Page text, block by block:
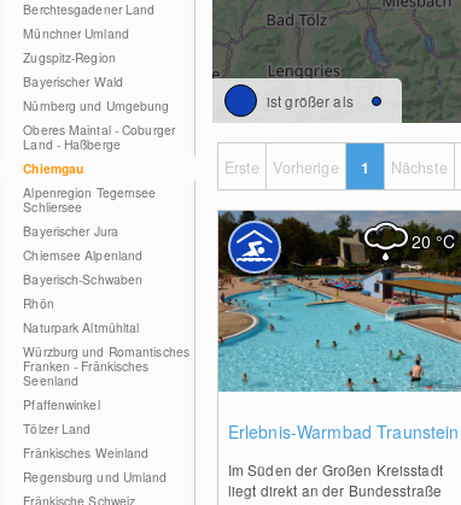
Berchtesgadener Land
Münchner Umland
Zugspitz-Region
Bayerischer Wald
Nürnberg und Umgebung
Oberes Maintal - Coburger
Land - Haßberge
Chiemgau
Alpenregion Tegernsee
Schliersee
Bayerischer Jura
Chiemsee Alpenland
Bayerisch-Schwaben
Rhön
Naturpark Altmühltal
Würzburg und Romantisches
Franken - Fränkisches
Seenland
Pfaffenwinkel
Tölzer Land
Fränkisches Weinland
Regensburg und Umland
Fränkische Schweiz
ist größer als
Erste Vorherige 1 Nächste
Erlebnis-Warmbad Traunstein
Im Süden der Großen Kreisstadt
liegt direkt an der Bundesstraße
20°C